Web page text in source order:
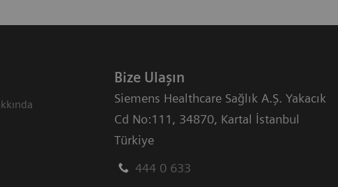
Bize Ulaşın
Siemens Healthcare Sağlık A.Ş. Yakacık
Cd No:111 , 34870, Kartal İstanbul
Türkiye
444 0 633